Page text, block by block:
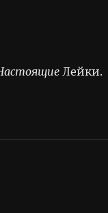
Лейки.